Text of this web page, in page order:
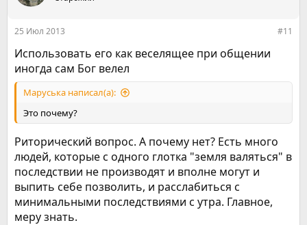
25 Июл 2013 #11
Использовать его как веселящее при общении
иногда сам Бог велел
Маруська написал(а):
Это почему?
Риторический вопрос. А почему нет? Есть много
людей, которые с одного глотка "земля валяться" в
последствии не производят и вполне могут и
выпить себе позволить, и расслабиться с
минимальными последствиями с утра. Главное,
меру знать.